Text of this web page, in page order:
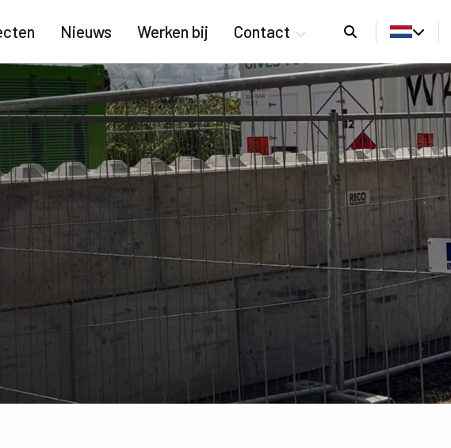
Nieuws Werken bij Contact
Zoeken